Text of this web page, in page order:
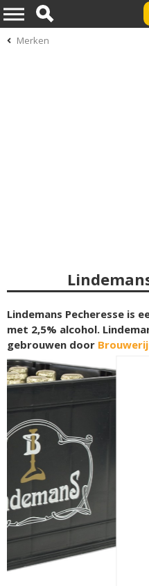
Merken
Lindemans Pecheresse is
met 2,5% alcohol.
gebrouwen door